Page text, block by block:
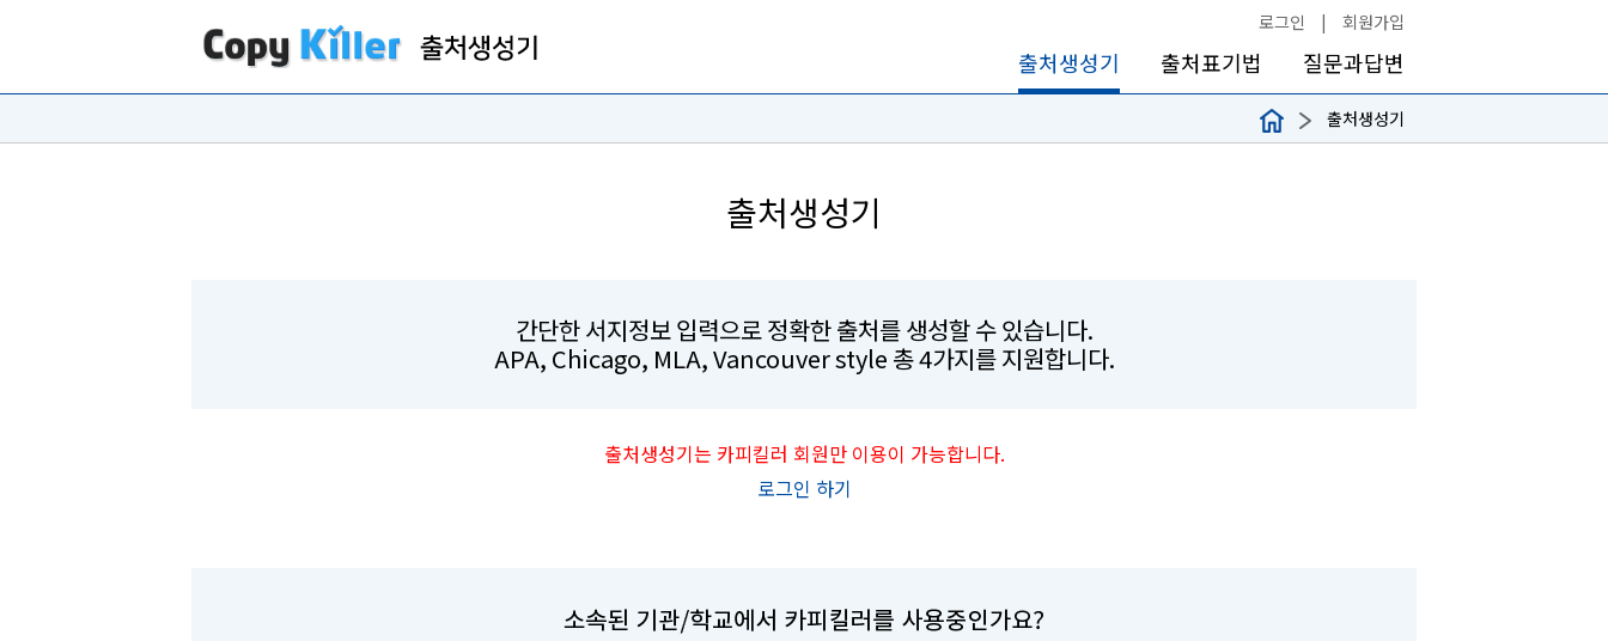
로그인 | 회원가입
출처생성기 출처표기법 질문과답변
출처생성기
출처생성기
간단한 서지정보 입력으로 정확한 출처를 생성할 수 있습니다.
APA, Chicago, MLA, Vancouver style 총 4가지를 지원합니다.
출처생성기는 카피킬러 회원만 이용이 가능합니다.
로그인 하기